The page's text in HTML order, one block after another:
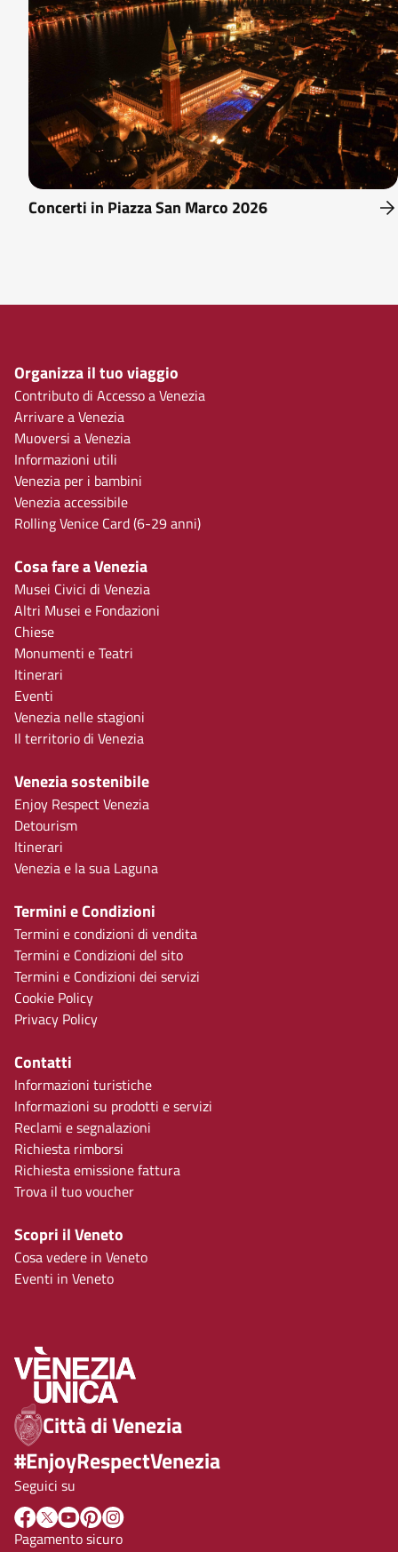
Concerti in Piazza San Marco 2026
Organizza il tuo viaggio
Contributo di Accesso a Venezia
Arrivare a Venezia
Muoversi a Venezia
Informazioni utili
Venezia per i bambini
Venezia accessibile
Rolling Venice Card (6-29 anni)
Cosa fare a Venezia
Musei Civici di Venezia
Altri Musei e Fondazioni
Chiese
Monumenti e Teatri
Itinerari
Eventi
Venezia nelle stagioni
Il territorio di Venezia
Venezia sostenibile
Enjoy Respect Venezia
Detourism
Itinerari
Venezia e la sua Laguna
Termini e Condizioni
Termini e condizioni di vendita
Termini e Condizioni del sito
Termini e Condizioni dei servizi
Cookie Policy
Privacy Policy
Contatti
Informazioni turistiche
Informazioni su prodotti e servizi
Reclami e segnalazioni
Richiesta rimborsi
Richiesta emissione fattura
Trova il tuo voucher
Scopri il Veneto
Cosa vedere in Veneto
Eventi in Veneto
Città di Venezia
#EnjoyRespectVenezia
Seguici su
Pagamento sicuro